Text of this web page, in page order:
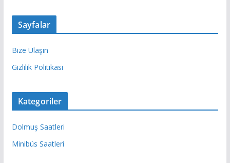
Sayfalar
Bize Ulaşın
Gizlilik Politikası
Kategoriler
Dolmuş Saatleri
Minibüs Saatleri